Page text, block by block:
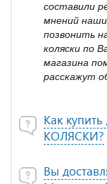
составили
мнений
позвонить
коляски по
магазина
расскажут
Как
КОЛЯСКИ?
Вы